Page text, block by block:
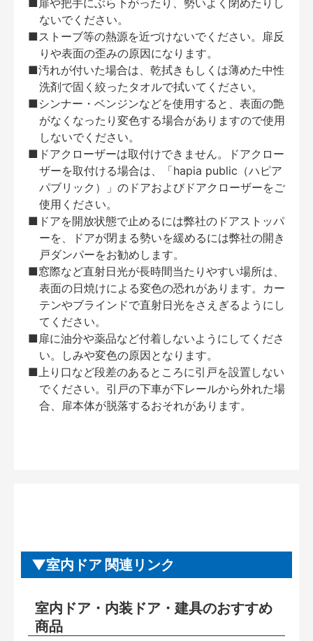
■扉や把手にぶら下がったり、勢いよく閉めたりし
ないでください。
■ストーブ等の熱源を近づけないでください。扉反
りや表面の歪みの原因になります。
■汚れが付いた場合は、乾拭きもしくは薄めた中性
洗剤で固く絞ったタオルで拭いてください。
■シンナー・ベンジンなどを使用すると、表面の艶
がなくなったり変色する場合がありますので使用
しないでください。
■ドアクローザーは取付けできません。ドアクロー
ザーを取付ける場合は、「hapia public（ハピア
パブリック）」のドアおよびドアクローザーをご
使用ください。
■ドアを開放状態で止めるには弊社のドアストッパ
ーを、ドアが閉まる勢いを緩めるには弊社の開き
戸ダンパーをお勧めします。
■窓際など直射日光が長時間当たりやすい場所は、
表面の日焼けによる変色の恐れがあります。カー
テンやブラインドで直射日光をさえぎるようにし
てください。
■扉に油分や薬品など付着しないようにしてくださ
い。しみや変色の原因となります。
■上り口など段差のあるところに引戸を設置しない
でください。引戸の下車が下レールから外れた場
合、扉本体が脱落するおそれがあります。
室内ドア 関連リンク
室内ドア・内装ドア・建具のおすすめ
商品